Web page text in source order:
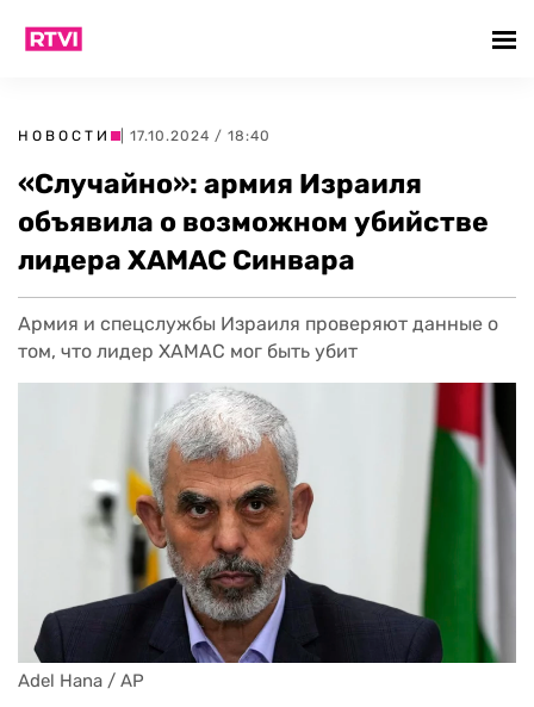
НОВОСТИ | 17.10.2024 / 18:40
«Случайно»: армия Израиля
объявила о возможном убийстве
лидера ХАМАС Синвара
Армия и спецслужбы Израиля проверяют данные о
том, что лидер ХАМАС мог быть убит
Adel Hana / AP